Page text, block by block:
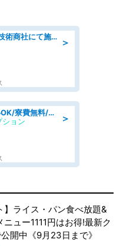
＞
工事・土木施工管理/総合技術商社にて施工管理のお仕事/即日勤務可/車通勤可/工事・土木施工管理/生産・品質管理
＞
検品・検査/高収入/日払いOK/寮費無料/日勤/20・30・40代活躍中
ション
】ライス・パン食べ放題&
ュー1111円はお得!最新ク
開中《9月23日まで》